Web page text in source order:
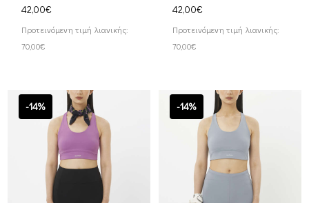
42,00€
Προτεινόμενη τιμή λιανικής:
70,00€
42,00€
Προτεινόμενη τιμή λιανικής:
70,00€
-14% -14%